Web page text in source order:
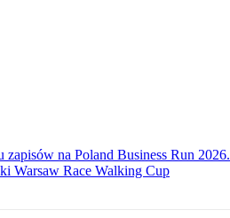
zapisów na Poland Business Run 2026.
Warsaw Race Walking Cup